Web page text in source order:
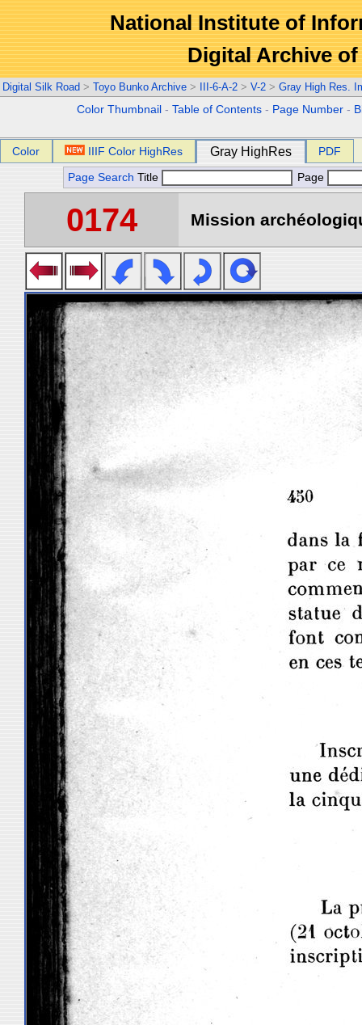
National Institute of
Digital Archive
Digital Silk Road > Toyo Bunko Archive > III-6-A-2 > V-2 > Gray High Res.
Color Thumbnail -Table of Contents - Page Number -
Color IIIF Color HighRes Gray HighRes PDF
Page Search Title Page
0174 Mission